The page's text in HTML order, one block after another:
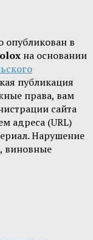
опубликован в
на основании
публикация
права, вам
сайта
адреса (URL)
Нарушение
виновные